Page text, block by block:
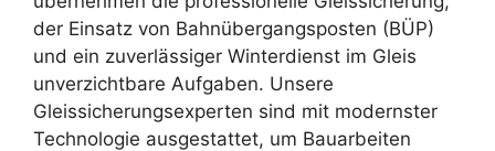
der Einsatz von Bahnübergangsposten (BÜP)
und ein zuverlässiger Winterdienst im Gleis
unverzichtbare Aufgaben. Unsere
Gleissicherungsexperten sind mit modernster
Technologie ausgestattet, um Bauarbeiten